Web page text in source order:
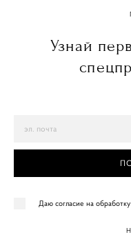
Узнай
Даю согласие на